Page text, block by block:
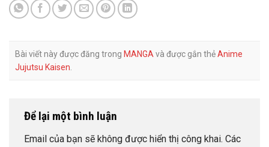
Bài viết này được đăng trong MANGA và được gắn thẻAnime
Jujutsu Kaisen
Để lại một bình luận
Email của bạn sẽ không được hiển thị công khai. Các